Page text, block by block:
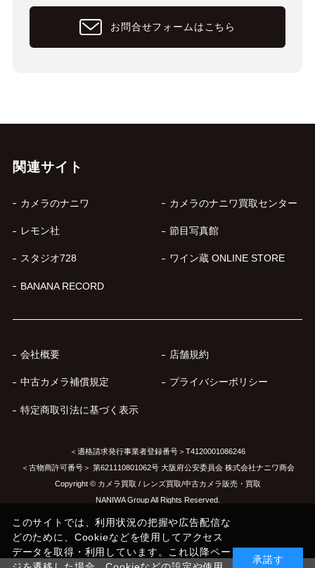
お問合せフォームはこちら
関連サイト
カメラのナニワ カメラのナニワ買取センター
レモン社 節目写真館
スタジオ728 ワイン蔵 ONLINE STORE
BANANA RECORD
会社概要 店舗規約
中古カメラ補償規定 プライバシーポリシー
特定商取引法に基づく表示
＜適格請求発行事業者登録番号＞T4120001086246
＜古物商許可番号＞ 第621110801062号 大阪府公安委員会 株式会社ナニワ商会
Copyright © カメラ買取 / レンズ買取/中古カメラ販売・買取
NANIWA Group All Rights Reserved.
このサイトでは、利用状況の把握や広告配信な
どのために、Cookieなどを使用してアクセス
データを取得・利用しています。これ以降ペー
承諾す